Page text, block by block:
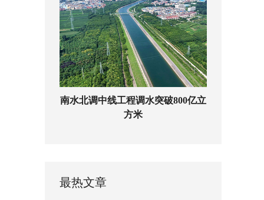
南水北调中线工程调水突破800亿立
方米
最热文章